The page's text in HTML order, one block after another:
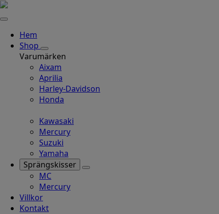
Hem
Shop
Varumärken
Aixam
Aprilia
Harley-Davidson
Honda
Kawasaki
Mercury
Suzuki
Yamaha
Sprängskisser
MC
Mercury
Villkor
Kontakt